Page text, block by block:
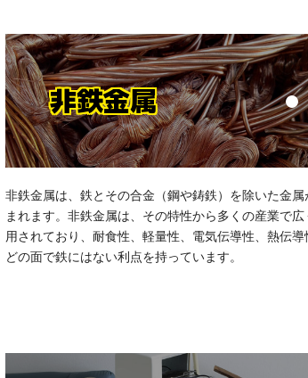
非鉄金属
非鉄金属は、鉄とその合金（鋼や鋳鉄）を除いた金属
まれます。非鉄金属は、その特性から多くの産業で広
用されており、耐食性、軽量性、電気伝導性、熱伝導
どの面で鉄にはない利点を持っています。